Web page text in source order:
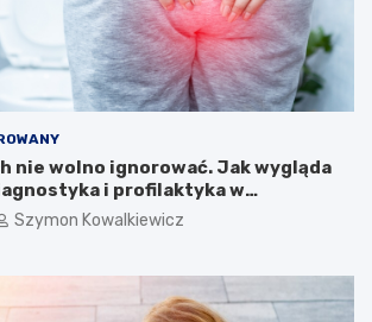
nie wolno ignorować. Jak wygląda
i profilaktyka w
Szymon Kowalkiewicz